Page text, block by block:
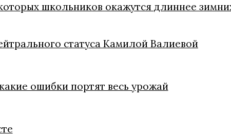
школьников окажутся длиннее
статуса Камилой Валиевой
ошибки портят весь урожай